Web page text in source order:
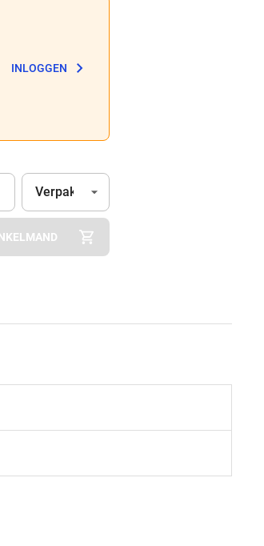
INLOGGEN
Eenheid (Optioneel)
Verpakking